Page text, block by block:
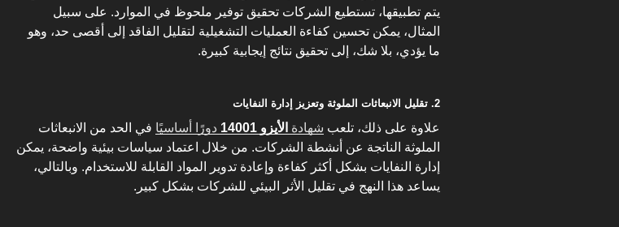
يتم تطبيقها، تستطيع الشركات تحقيق توفير ملحوظ في الموارد. على سبيل
المثال، يمكن تحسين كفاءة العمليات التشغيلية لتقليل الفاقد إلى أقصى حد، وهو
ما يؤدي، بلا شك، إلى تحقيق نتائج إيجابية كبيرة.
2. تقليل الانبعاثات الملوثة وتعزيز إدارة النفايات
علاوة على ذلك، تلعب شهادة الأيزو 14001 دورًا أساسيًا في الحد من الانبعاثات
الملوثة الناتجة عن أنشطة الشركات. من خلال اعتماد سياسات بيئية واضحة، يمكن
إدارة النفايات بشكل أكثر كفاءة وإعادة تدوير المواد القابلة للاستخدام. وبالتالي،
يساعد هذا النهج في تقليل الأثر البيئي للشركات بشكل كبير.